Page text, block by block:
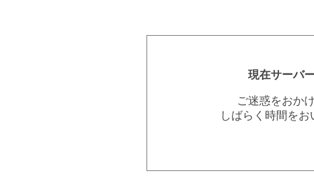
現在サーバ
ご迷惑をおか
しばらく時間を